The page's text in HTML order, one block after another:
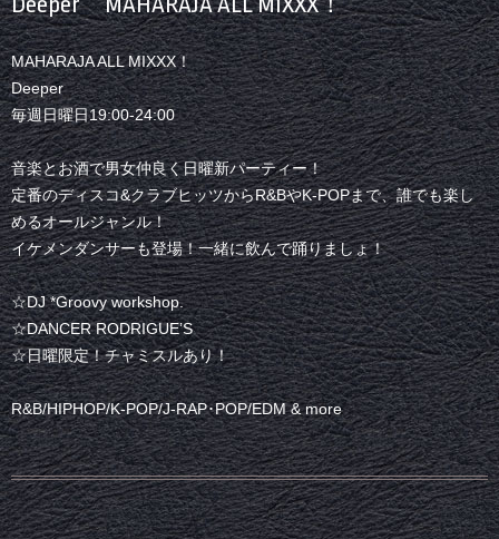
MAHARAJA ALL MIXXX！
Deeper
毎週日曜日19:00-24:00
音楽とお酒で男女仲良く日曜新パーティー！
定番のディスコ&クラブヒッツからR&BやK-POPまで、誰でも楽し
めるオールジャンル！
イケメンダンサーも登場！一緒に飲んで踊りましょ！
☆DJ *Groovy workshop.
☆DANCER RODRIGUE’S
☆日曜限定！チャミスルあり！
R&B/HIPHOP/K-POP/J-RAP･POP/EDM & more